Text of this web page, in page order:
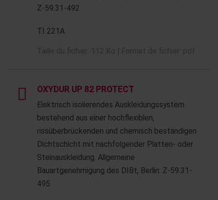
Z-59.31-492
TI 221A
OXYDUR UP 82 PROTECT
Elektrisch isolierendes Auskleidungssystem
bestehend aus einer hochflexiblen,
rissüberbrückenden und chemisch beständigen
Dichtschicht mit nachfolgender Platten- oder
Steinauskleidung. Allgemeine
Bauartgenehmigung des DIBt, Berlin: Z-59.31-
495